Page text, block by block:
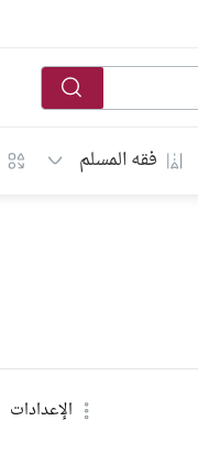
فقه المسلم
الإعدادات